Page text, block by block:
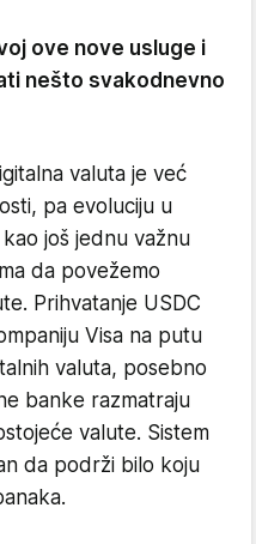
ove nove usluge i
nešto svakodnevno
valuta je već
pa evoluciju u
još jednu važnu
da povežemo
Prihvatanje USDC
Visa na putu
valuta, posebno
banke razmatraju
valute. Sistem
da podrži bilo koju